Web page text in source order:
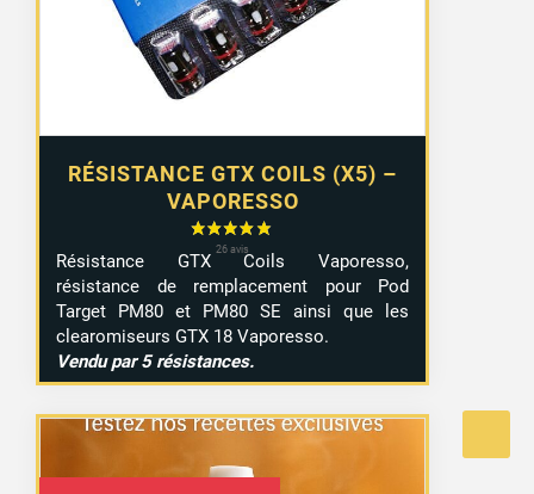
RÉSISTANCE GTX COILS (X5) –
VAPORESSO
Résistance GTX Coils Vaporesso,
résistance de remplacement pour Pod
Target PM80 et PM80 SE ainsi que les
clearomiseurs GTX 18 Vaporesso.
Vendu par 5 résistances.